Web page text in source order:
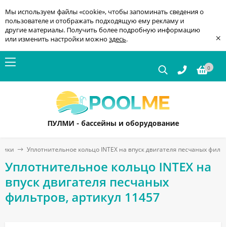
Мы используем файлы «cookie», чтобы запоминать сведения о
пользователе и отображать подходящую ему рекламу и
другие материалы. Получить более подробную информацию
или изменить настройки можно здесь. ×
0
ПУЛМИ - бассейны и оборудование
Уплотнительное кольцо INTEX на впуск двигателя песчаных
Уплотнительное кольцо INTEX на
впуск двигателя песчаных
фильтров, артикул 11457